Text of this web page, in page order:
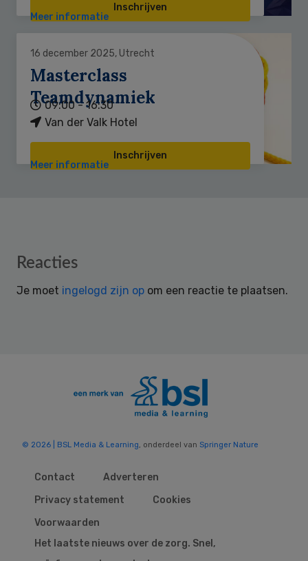
Inschrijven
Meer informatie
16 december 2025, Utrecht
Masterclass
Teamdynamiek
09:00 - 16:30
Van der Valk Hotel
Inschrijven
Meer informatie
Reader
Reacties
Je moet ingelogd zijn op om een reactie te plaatsen.
© 2026 | BSL Media & Learning, onderdeel van Springer Nature
Contact
Adverteren
Privacy statement
Cookies
Voorwaarden
Het laatste nieuws over de zorg. Snel,